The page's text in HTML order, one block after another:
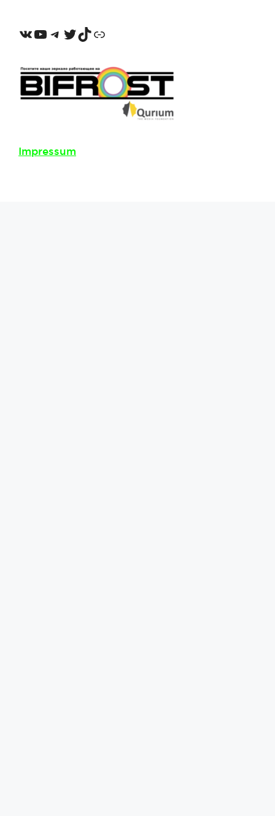
VKontakte
YouTube
Telegram
Twitter
TikTok
Odnoklassniki
Impressum